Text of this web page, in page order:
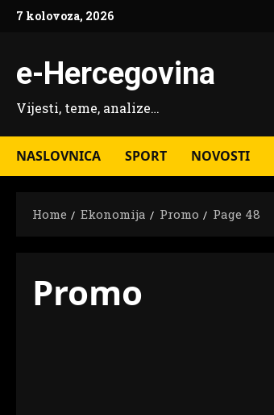
Skip7 kolovoza, 2026
e-Hercegovina
Vijesti, teme, analize…
NASLOVNICA SPORT NOVOSTI
Home Ekonomija Promo Page 48
Promo